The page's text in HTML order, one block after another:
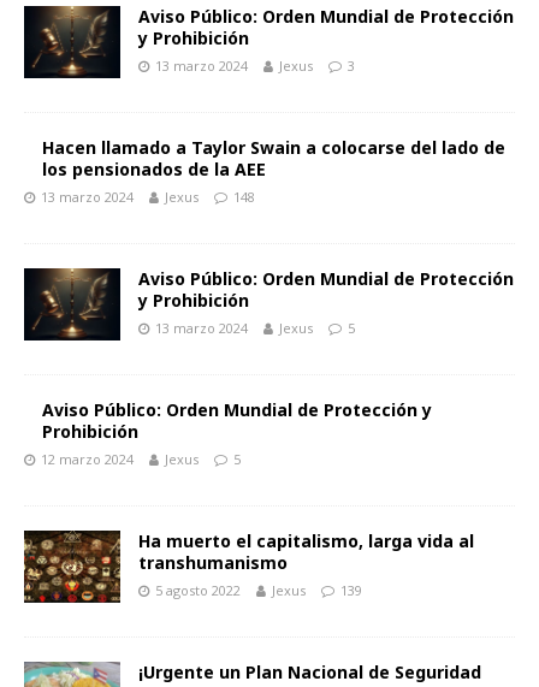
Aviso Público: Orden Mundial de Protección
y Prohibición
13 marzo 2024 Jexus 3
Hacen llamado a Taylor Swain a colocarse del lado de
los pensionados de la AEE
13 marzo 2024 Jexus 148
Aviso Público: Orden Mundial de Protección
y Prohibición
13 marzo 2024 Jexus 5
Aviso Público: Orden Mundial de Protección y
Prohibición
12 marzo 2024 Jexus 5
Ha muerto el capitalismo, larga vida al
transhumanismo
5 agosto 2022 Jexus 139
¡Urgente un Plan Nacional de Seguridad